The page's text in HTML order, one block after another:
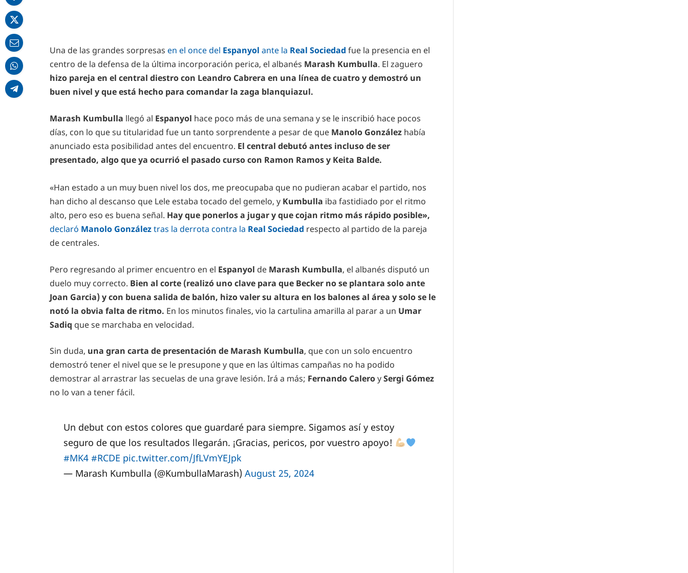
Una de las grandes sorpresas en el once del Espanyol ante la Real Sociedad fue la presencia en el
centro de la defensa de la última incorporación perica, el albanés Marash Kumbulla. El zaguero
hizo pareja en el central diestro con Leandro Cabrera en una línea de cuatro y demostró un
buen nivel y que está hecho para comandar la zaga blanquiazul.
Marash Kumbulla llegó al Espanyol hace poco más de una semana y se le inscribió hace pocos
días, con lo que su titularidad fue un tanto sorprendente a pesar de que Manolo González había
anunciado esta posibilidad antes del encuentro. El central debutó antes incluso de ser
presentado, algo que ya ocurrió el pasado curso con Ramon Ramos y Keita Balde.
«Han estado a un muy buen nivel los dos, me preocupaba que no pudieran acabar el partido, nos
han dicho al descanso que Lele estaba tocado del gemelo, y Kumbulla iba fastidiado por el ritmo
alto, pero eso es buena señal. Hay que ponerlos a jugar y que cojan ritmo más rápido posible»,
declaró Manolo Gonzáleztras la derrota contra la Real Sociedad respecto al partido de la pareja
de centrales.
Pero regresando al primer encuentro en el Espanyol de Marash Kumbulla, el albanés disputó un
duelo muy correcto. Bien al corte (realizó uno clave para que Becker no se plantara solo ante
Joan Garcia) y con buena salida de balón, hizo valer su altura en los balones al área y solo se le
notó la obvia falta de ritmo. En los minutos finales, vio la cartulina amarilla al parar a un Umar
Sadiq que se marchaba en velocidad.
Sin duda, una gran carta de presentación de Marash Kumbulla, que con un solo encuentro
demostró tener el nivel que se le presupone y que en las últimas campañas no ha podido
demostrar al arrastrar las secuelas de una grave lesión. Irá a más; Fernando CaleroySergi Gómez
no lo van a tener fácil.
Un debut con estos colores que guardaré para siempre. Sigamos así y estoy
seguro de que los resultados llegarán. ¡Gracias, pericos, por vuestro apoyo!
#MK4 #RCDE pic.twitter.com/JfLVmYEJpk
— Marash Kumbulla (@KumbullaMarash) August 25, 2024